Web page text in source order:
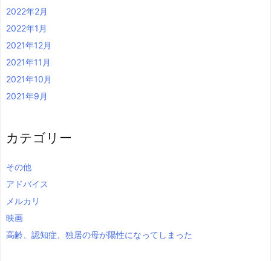
2022年2月
2022年1月
2021年12月
2021年11月
2021年10月
2021年9月
カテゴリー
その他
アドバイス
メルカリ
映画
高齢、認知症、独居の母が陽性になってしまった